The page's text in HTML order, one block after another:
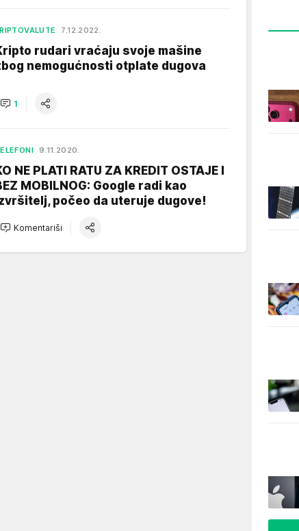
7.12.2022.
rudari vraćaju svoje mašine
nemogućnosti otplate dugova
1
9.11.2020.
NE PLATI RATU ZA KREDIT OSTAJE I
MOBILNOG: Google radi kao
počeo da uteruje dugove!
Komentariši